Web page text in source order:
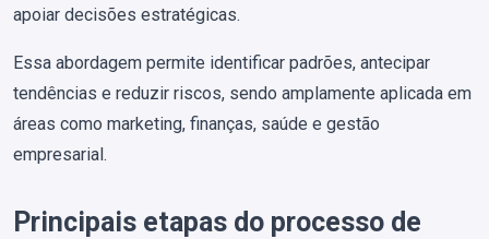
apoiar decisões estratégicas.
Essa abordagem permite identificar padrões, antecipar
tendências e reduzir riscos, sendo amplamente aplicada em
áreas como marketing, finanças, saúde e gestão
empresarial.
Principais etapas do processo de